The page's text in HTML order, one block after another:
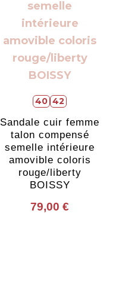
40 42
Sandale cuir femme
talon compensé
semelle intérieure
amovible coloris
rouge/liberty
BOISSY
79,00 €